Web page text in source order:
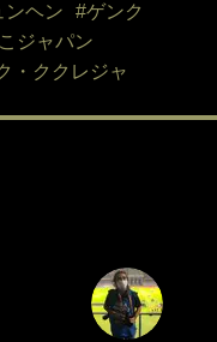
ンヘン
#ゲンク
ジャパン
・ククレジャ